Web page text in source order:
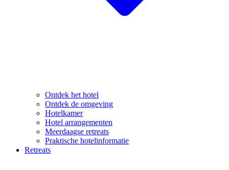
Ontdek het hotel
Ontdek de omgeving
Hotelkamer
Hotel arrangementen
Meerdaagse retreats
Praktische hotelinformatie
Retreats